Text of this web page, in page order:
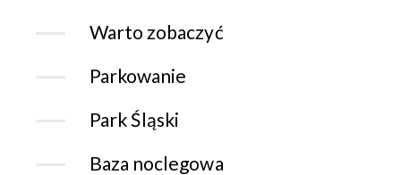
Warto zobaczyć
Parkowanie
Park Śląski
Baza noclegowa